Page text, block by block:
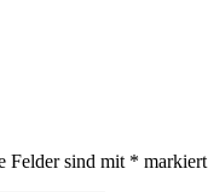
Felder sind mit * markiert